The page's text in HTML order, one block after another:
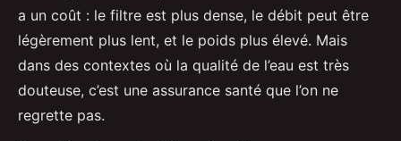
a un coût : le filtre est plus dense, le débit peut être
légèrement plus lent, et le poids plus élevé. Mais
dans des contextes où la qualité de l’eau est très
douteuse, c’est une assurance santé que l’on ne
regrette pas.